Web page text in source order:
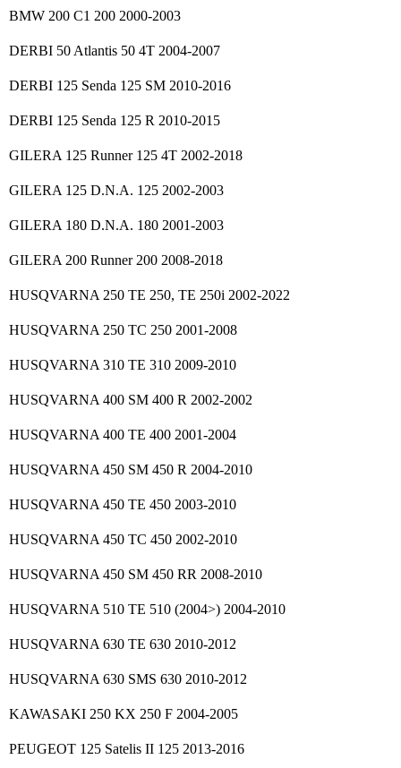
BMW 200 C1 200 2000-2003
DERBI 50 Atlantis 50 4T 2004-2007
DERBI 125 Senda 125 SM 2010-2016
DERBI 125 Senda 125 R 2010-2015
GILERA 125 Runner 125 4T 2002-2018
GILERA 125 D.N.A. 125 2002-2003
GILERA 180 D.N.A. 180 2001-2003
GILERA 200 Runner 200 2008-2018
HUSQVARNA 250 TE 250, TE 250i 2002-2022
HUSQVARNA 250 TC 250 2001-2008
HUSQVARNA 310 TE 310 2009-2010
HUSQVARNA 400 SM 400 R 2002-2002
HUSQVARNA 400 TE 400 2001-2004
HUSQVARNA 450 SM 450 R 2004-2010
HUSQVARNA 450 TE 450 2003-2010
HUSQVARNA 450 TC 450 2002-2010
HUSQVARNA 450 SM 450 RR 2008-2010
HUSQVARNA 510 TE 510 (2004>) 2004-2010
HUSQVARNA 630 TE 630 2010-2012
HUSQVARNA 630 SMS 630 2010-2012
KAWASAKI 250 KX 250 F 2004-2005
PEUGEOT 125 Satelis II 125 2013-2016